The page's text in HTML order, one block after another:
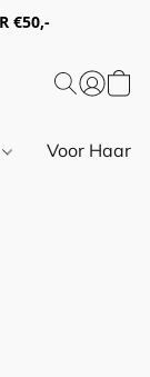
€50,-
Voor Haar